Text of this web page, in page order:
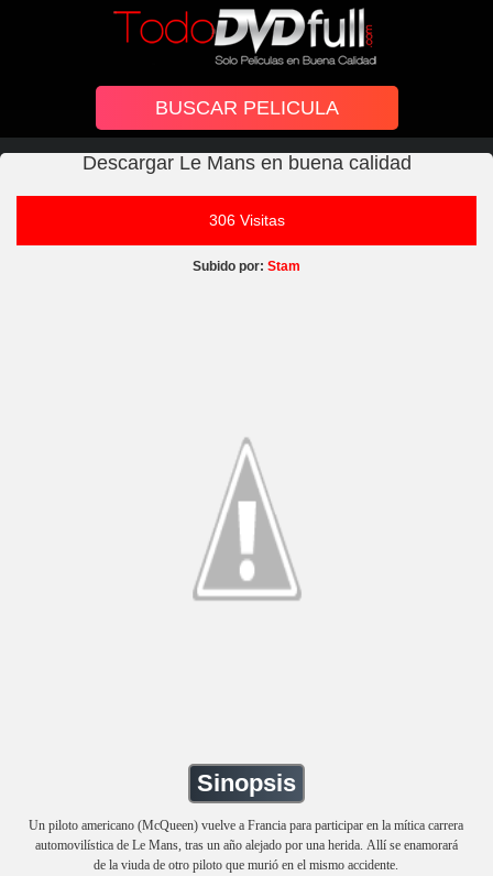
Descargar Le Mans en buena calidad
306 Visitas
Subido por: Stam
Sinopsis
Un piloto americano (McQueen) vuelve a Francia para participar en la mítica carrera
automovilística de Le Mans, tras un año alejado por una herida. Allí se enamorará
de la viuda de otro piloto que murió en el mismo accidente.